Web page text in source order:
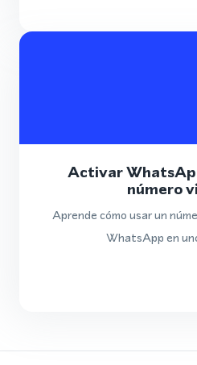
Activar
número
Aprende cómo usar un
WhatsApp en